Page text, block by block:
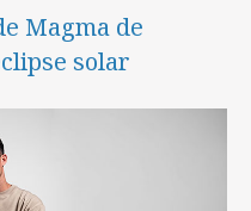
Magma de
solar